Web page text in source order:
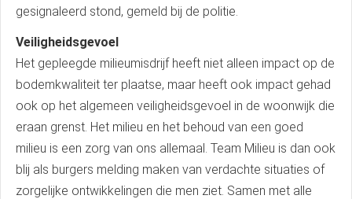
gesignaleerd stond, gemeld bij de politie.
Veiligheidsgevoel
Het gepleegde milieumisdrijf heeft niet alleen impact op de
bodemkwaliteit ter plaatse, maar heeft ook impact gehad
ook op het algemeen veiligheidsgevoel in de woonwijk die
eraan grenst. Het milieu en het behoud van een goed
milieu is een zorg van ons allemaal. Team Milieu is dan ook
blij als burgers melding maken van verdachte situaties of
zorgelijke ontwikkelingen die men ziet. Samen met alle